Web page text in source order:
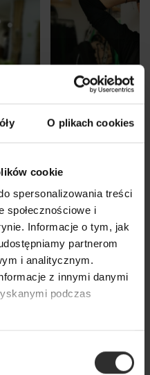
O plikach cookies
cookie
spersonalizowania treści
społecznościowe i
Informacje o tym, jak
partnerom
i analitycznym.
z innymi danymi
podczas
Czarna
marszczeniem
Black
179,00 zł
i charakterem